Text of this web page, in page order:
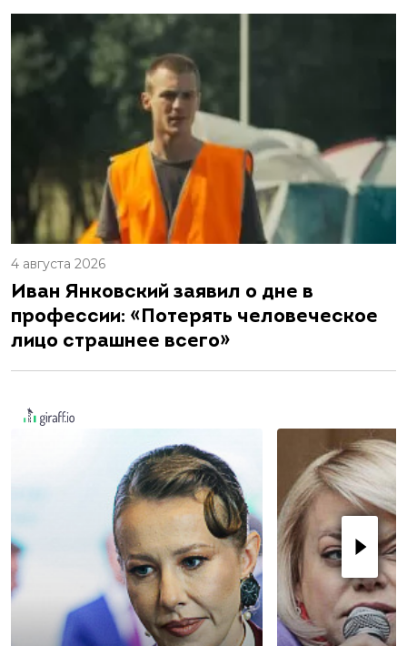
4 августа 2026
Иван Янковский заявил о дне в
профессии: «Потерять человеческое
лицо страшнее всего»